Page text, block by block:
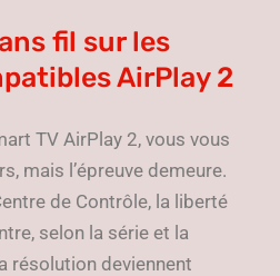
fil sur les
AirPlay 2
TV AirPlay 2, vous vous
mais l’épreuve demeure.
de Contrôle, la liberté
selon la série et la
résolution deviennent